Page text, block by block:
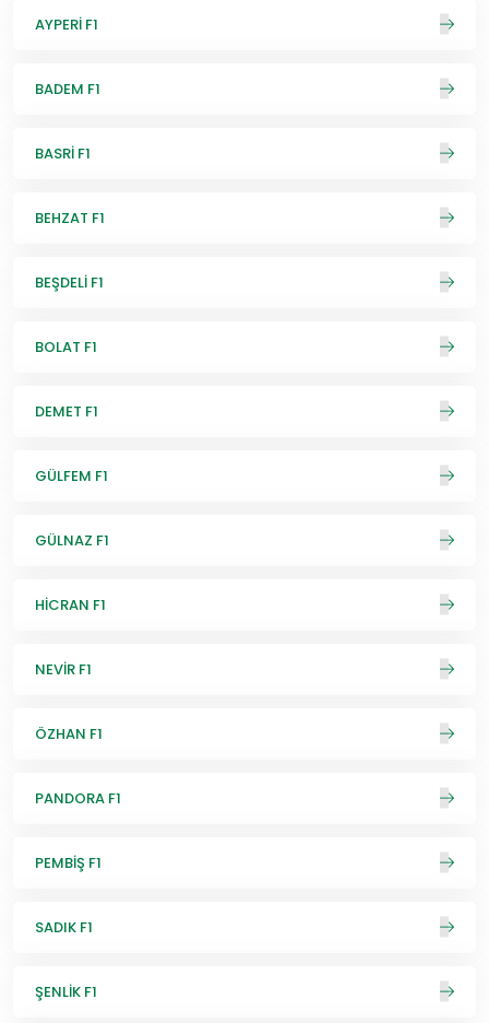
AYPERİ F1
BADEM F1
BASRİ F1
BEHZAT F1
BEŞDELİ F1
BOLAT F1
DEMET F1
GÜLFEM F1
GÜLNAZ F1
HİCRAN F1
NEVİR F1
ÖZHAN F1
PANDORA F1
PEMBİŞ F1
SADIK F1
ŞENLİK F1